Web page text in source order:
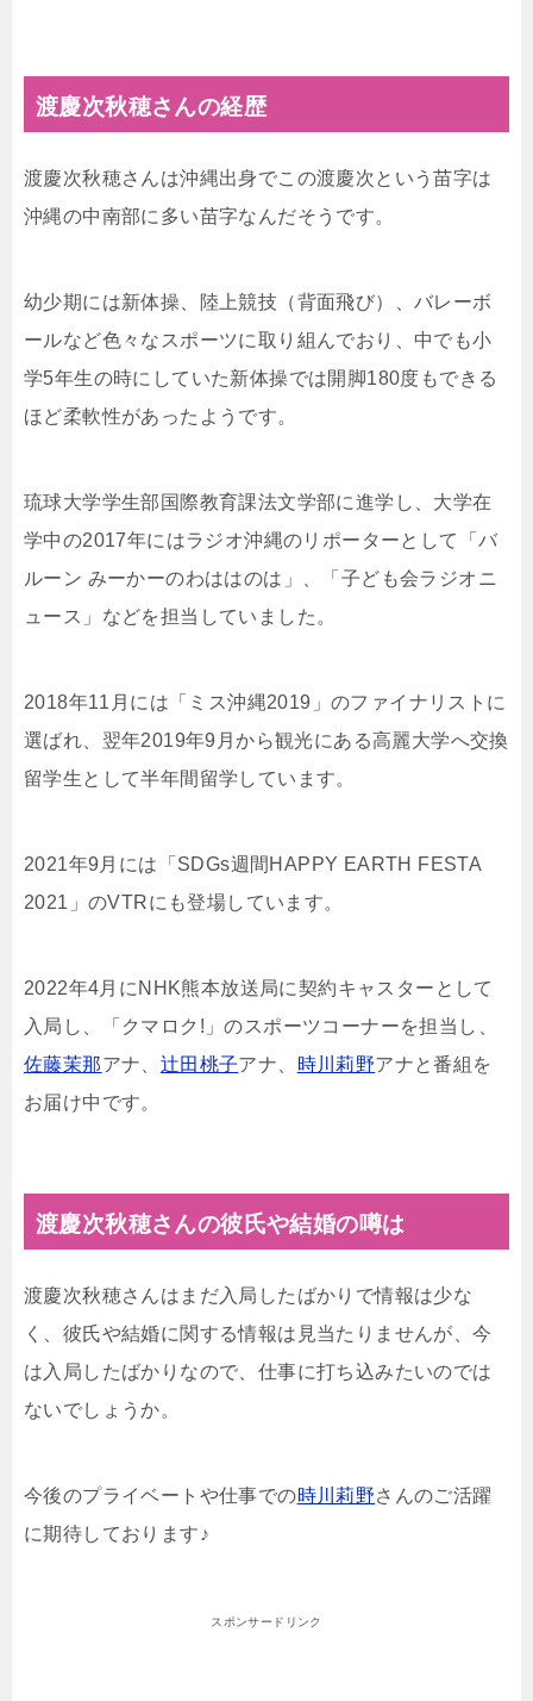
渡慶次秋穂さんの経歴
渡慶次秋穂さんは沖縄出身でこの渡慶次という苗字は
沖縄の中南部に多い苗字なんだそうです。
幼少期には新体操、陸上競技（背面飛び）、バレーボ
ールなど色々なスポーツに取り組んでおり、中でも小
学5年生の時にしていた新体操では開脚180度もできる
ほど柔軟性があったようです。
琉球大学学生部国際教育課法文学部に進学し、大学在
学中の2017年にはラジオ沖縄のリポーターとして「バ
ルーン みーかーのわははのは」、「子ども会ラジオニ
ュース」などを担当していました。
2018年11月には「ミス沖縄2019」のファイナリストに
選ばれ、翌年2019年9月から観光にある高麗大学へ交換
留学生として半年間留学しています。
2021年9月には「SDGs週間HAPPY EARTH FESTA
2021」のVTRにも登場しています。
2022年4月にNHK熊本放送局に契約キャスターとして
入局し、「クマロク!」のスポーツコーナーを担当し、
佐藤茉那アナ、 辻田桃子アナ、 時川莉野アナと番組を
お届け中です。
渡慶次秋穂さんの彼氏や結婚の噂は
渡慶次秋穂さんはまだ入局したばかりで情報は少な
く、彼氏や結婚に関する情報は見当たりませんが、今
は入局したばかりなので、仕事に打ち込みたいのでは
ないでしょうか。
今後のプライベートや仕事での時川莉野さんのご活躍
に期待しております♪
スポンサードリンク